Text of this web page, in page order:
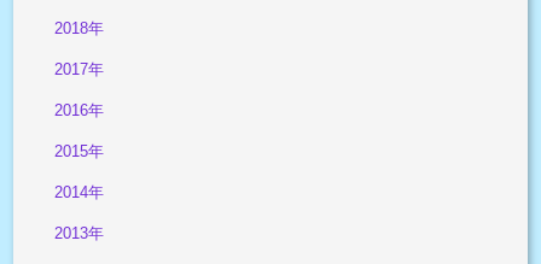
2018年
2017年
2016年
2015年
2014年
2013年